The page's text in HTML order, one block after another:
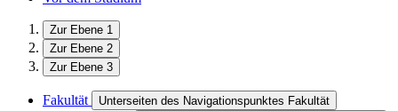
Zur Ebene 1
Zur Ebene 2
Zur Ebene 3
Fakultät Unterseiten des Navigationspunktes Fakultät